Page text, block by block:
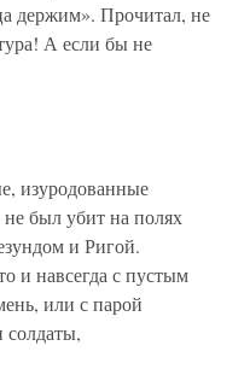
держим». Прочитал, не
А если бы не
не был убит на полях
и Ригой.
и навсегда с пустым
или с парой